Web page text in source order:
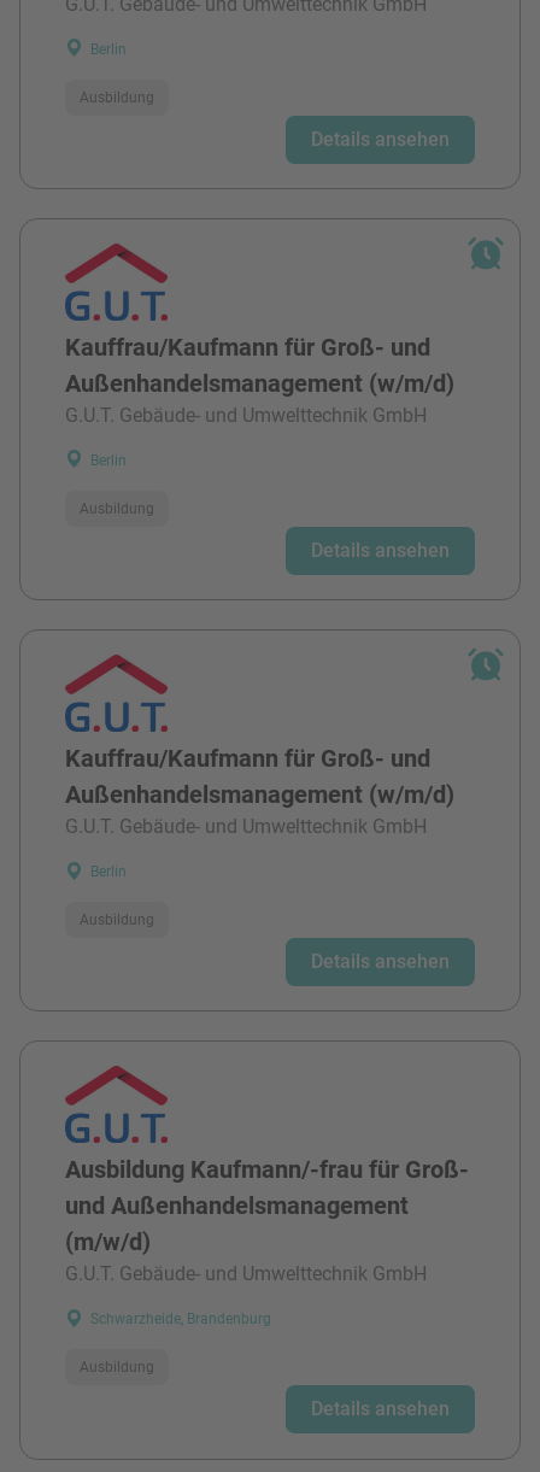
Berlin
Ausbildung
Details ansehen
Kauffrau/Kaufmann für Groß- und
Außenhandelsmanagement (w/m/d)
G.U.T. Gebäude- und Umwelttechnik GmbH
Berlin
Ausbildung
Details ansehen
Kauffrau/Kaufmann für Groß- und
Außenhandelsmanagement (w/m/d)
G.U.T. Gebäude- und Umwelttechnik GmbH
Berlin
Ausbildung
Details ansehen
Ausbildung Kaufmann/-frau für Groß-
und Außenhandelsmanagement
(m/w/d)
G.U.T. Gebäude- und Umwelttechnik GmbH
Schwarzheide, Brandenburg
Ausbildung
Details ansehen